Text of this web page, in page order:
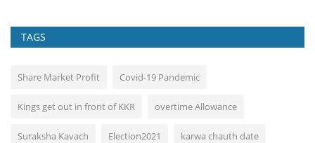
TAGS
Share Market Profit Covid-19 Pandemic
Kings get out in front of KKR overtime Allowance
Suraksha Kavach Election2021 karwa chauth date